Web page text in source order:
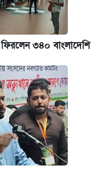
৩৪০ বাংলাদেশি